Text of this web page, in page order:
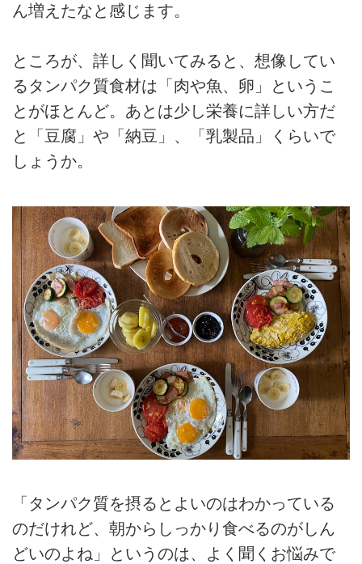
ん増えたなと感じます。
ところが、詳しく聞いてみると、想像してい
るタンパク質食材は「肉や魚、卵」というこ
とがほとんど。あとは少し栄養に詳しい方だ
と「豆腐」や「納豆」、「乳製品」くらいで
しょうか。
「タンパク質を摂るとよいのはわかっている
のだけれど、朝からしっかり食べるのがしん
どいのよね」というのは、よく聞くお悩みで